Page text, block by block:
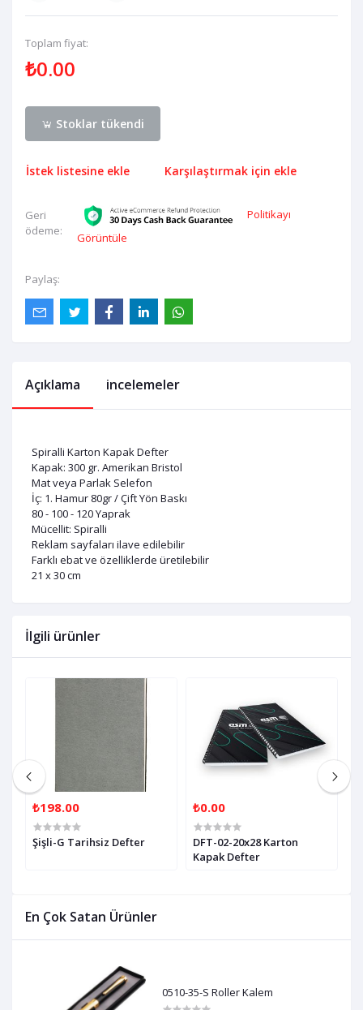
Toplam fiyat:
₺0.00
Stoklar tükendi
İstek listesine ekle Karşılaştırmak için ekle
Geri
ödeme:
Politikayı
Görüntüle
Paylaş:
En Çok Satan Ürünler
0510-35-S Roller Kalem
Açıklama incelemeler
Spiralli Karton Kapak Defter
Kapak: 300 gr. Amerikan Bristol
Mat veya Parlak Selefon
İç: 1. Hamur 80gr / Çift Yön Baskı
80 - 100 - 120 Yaprak
Mücellit: Spiralli
Reklam sayfaları ilave edilebilir
Farklı ebat ve özelliklerde üretilebilir
21 x 30 cm
İlgili ürünler
₺198.00
Şişli-G Tarihsiz Defter
₺0.00
DFT-02-20x28 Karton
Kapak Defter